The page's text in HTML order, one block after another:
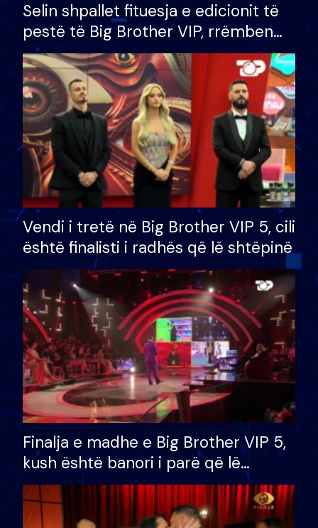
Selin shpallet fituesja e edicionit të
pestë të Big Brother VIP, rrëmben
çmimin e madh prej 100 mijë eurosh
Vendi i tretë në Big Brother VIP 5, cili
është finalisti i radhës që lë shtëpinë
Finalja e madhe e Big Brother VIP 5,
kush është banori i parë që lë
shtëpinë dhe humb mundësinë për
të fituar çmimin e madh